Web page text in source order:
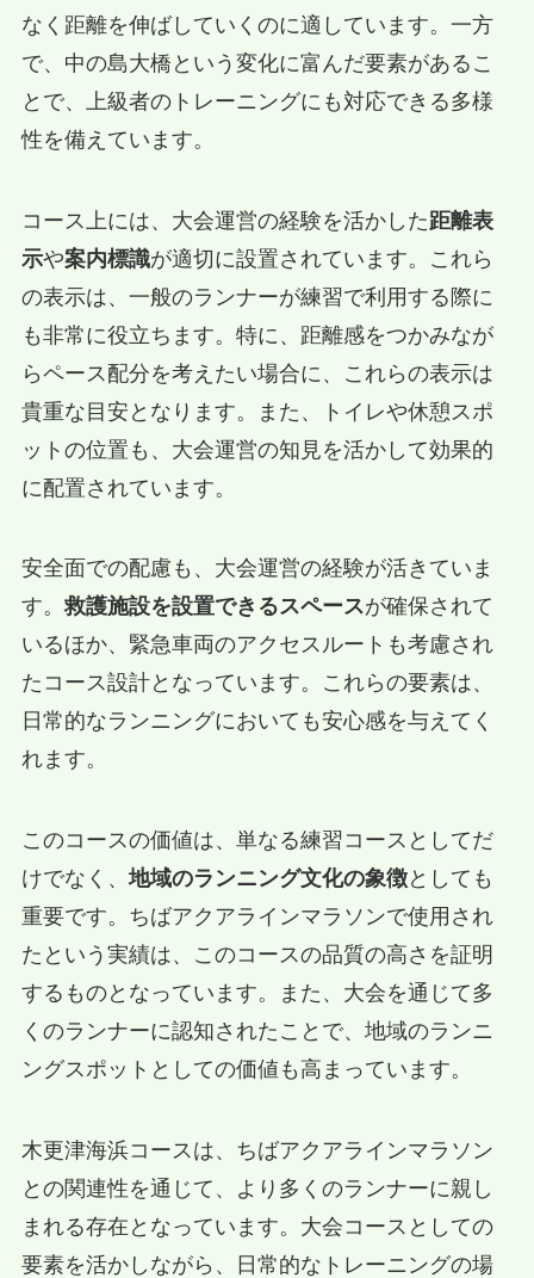
なく距離を伸ばしていくのに適しています。一方
で、中の島大橋という変化に富んだ要素があるこ
とで、上級者のトレーニングにも対応できる多様
性を備えています。
コース上には、大会運営の経験を活かした距離表
示や案内標識が適切に設置されています。これら
の表示は、一般のランナーが練習で利用する際に
も非常に役立ちます。特に、距離感をつかみなが
らペース配分を考えたい場合に、これらの表示は
貴重な目安となります。また、トイレや休憩スポ
ットの位置も、大会運営の知見を活かして効果的
に配置されています。
安全面での配慮も、大会運営の経験が活きていま
す。救護施設を設置できるスペースが確保されて
いるほか、緊急車両のアクセスルートも考慮され
たコース設計となっています。これらの要素は、
日常的なランニングにおいても安心感を与えてく
れます。
このコースの価値は、単なる練習コースとしてだ
けでなく、地域のランニング文化の象徴としても
重要です。ちばアクアラインマラソンで使用され
たという実績は、このコースの品質の高さを証明
するものとなっています。また、大会を通じて多
くのランナーに認知されたことで、地域のランニ
ングスポットとしての価値も高まっています。
木更津海浜コースは、ちばアクアラインマラソン
との関連性を通じて、より多くのランナーに親し
まれる存在となっています。大会コースとしての
要素を活かしながら、日常的なトレーニングの場